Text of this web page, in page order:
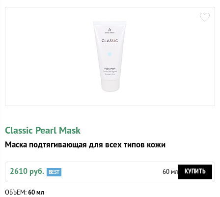
Classic Pearl Mask
Маска подтягивающая для всех типов кожи
2610 руб. 60 мл КУПИТЬ
ОБЪЕМ: 60 мл